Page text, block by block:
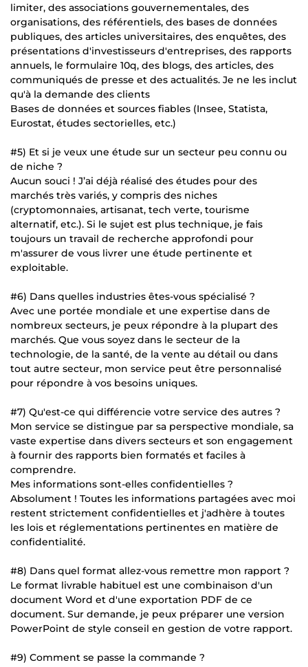
limiter, des associations gouvernementales, des
organisations, des référentiels, des bases de données
publiques, des articles universitaires, des enquêtes, des
présentations d'investisseurs d'entreprises, des rapports
annuels, le formulaire 10q, des blogs, des articles, des
communiqués de presse et des actualités. Je ne les inclut
qu'à la demande des clients
Bases de données et sources fiables (Insee, Statista,
Eurostat, études sectorielles, etc.)
#5) Et si je veux une étude sur un secteur peu connu ou
de niche ?
Aucun souci ! J’ai déjà réalisé des études pour des
marchés très variés, y compris des niches
(cryptomonnaies, artisanat, tech verte, tourisme
alternatif, etc.). Si le sujet est plus technique, je fais
toujours un travail de recherche approfondi pour
m'assurer de vous livrer une étude pertinente et
exploitable.
#6) Dans quelles industries êtes-vous spécialisé ?
Avec une portée mondiale et une expertise dans de
nombreux secteurs, je peux répondre à la plupart des
marchés. Que vous soyez dans le secteur de la
technologie, de la santé, de la vente au détail ou dans
tout autre secteur, mon service peut être personnalisé
pour répondre à vos besoins uniques.
#7) Qu'est-ce qui différencie votre service des autres ?
Mon service se distingue par sa perspective mondiale, sa
vaste expertise dans divers secteurs et son engagement
à fournir des rapports bien formatés et faciles à
comprendre.
Mes informations sont-elles confidentielles ?
Absolument ! Toutes les informations partagées avec moi
restent strictement confidentielles et j'adhère à toutes
les lois et réglementations pertinentes en matière de
confidentialité.
#8) Dans quel format allez-vous remettre mon rapport ?
Le format livrable habituel est une combinaison d'un
document Word et d'une exportation PDF de ce
document. Sur demande, je peux préparer une version
PowerPoint de style conseil en gestion de votre rapport.
#9) Comment se passe la commande ?